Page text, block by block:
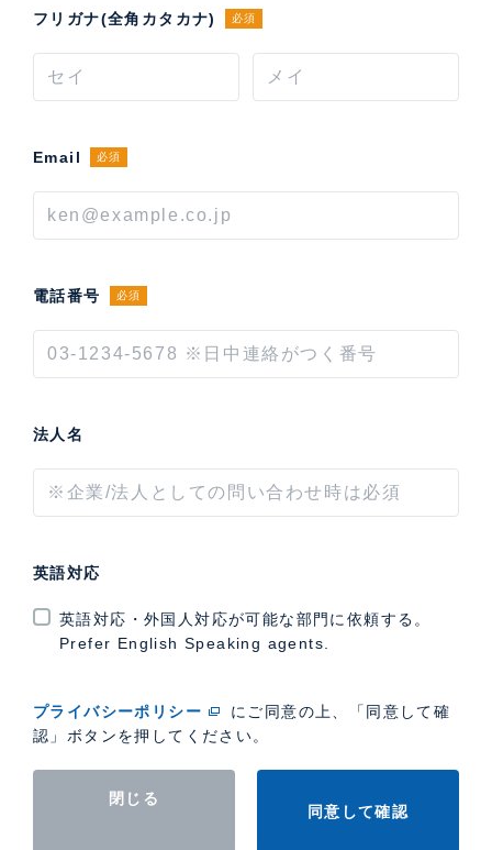
フリガナ(全角カタカナ) 必須
Email 必須
電話番号 必須
法人名
英語対応
英語対応・外国人対応が可能な部門に依頼する。
Prefer English Speaking agents.
プライバシーポリシー
にご同意の上、「同意して確
認」ボタンを押してください。
閉じる
同意して確認